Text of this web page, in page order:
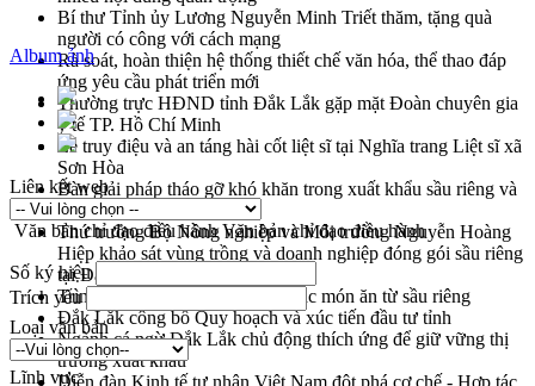
Bí thư Tỉnh ủy Lương Nguyễn Minh Triết thăm, tặng quà
người có công với cách mạng
Rà soát, hoàn thiện hệ thống thiết chế văn hóa, thể thao đáp
ứng yêu cầu phát triển mới
Thường trực HĐND tỉnh Đắk Lắk gặp mặt Đoàn chuyên gia
y tế TP. Hồ Chí Minh
Lễ truy điệu và an táng hài cốt liệt sĩ tại Nghĩa trang Liệt sĩ xã
Sơn Hòa
Bàn giải pháp tháo gỡ khó khăn trong xuất khẩu sầu riêng và
triển khai quy định EUDR
Thứ trưởng Bộ Nông nghiệp và Môi trường Nguyễn Hoàng
Hiệp khảo sát vùng trồng và doanh nghiệp đóng gói sầu riêng
tại Đắk Lắk
Trình diễn nghệ thuật chế biến các món ăn từ sầu riêng
Đắk Lắk công bố Quy hoạch và xúc tiến đầu tư tỉnh
Ngành cá ngừ Đắk Lắk chủ động thích ứng để giữ vững thị
trường xuất khẩu
Album ảnh
Liên kết web
Văn bản chỉ đạo điều hành Văn bản chỉ đạo điều hành
Số ký hiệu
Trích yếu
Loại văn bản
Lĩnh vực